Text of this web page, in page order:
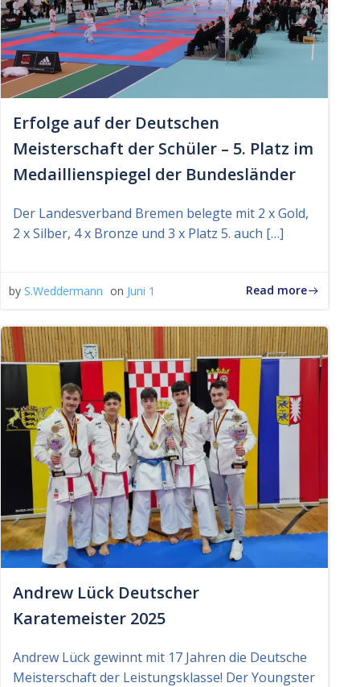
Erfolge auf der Deutschen
Meisterschaft der Schüler – 5. Platz im
Medaillienspiegel der Bundesländer
Der Landesverband Bremen belegte mit 2 x Gold,
2 x Silber, 4 x Bronze und 3 x Platz 5. auch […]
by S.Weddermann on Juni 1 Read more
Andrew Lück Deutscher
Karatemeister 2025
Andrew Lück gewinnt mit 17 Jahren die Deutsche
Meisterschaft der Leistungsklasse! Der Youngster